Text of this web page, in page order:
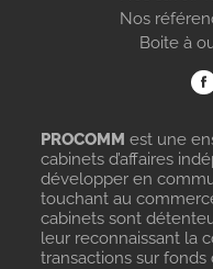
Nos
Boite à
PROCOMM est une
cabinets d’affaires
développer en
touchant au
cabinets sont
leur reconnaissant la
transactions sur